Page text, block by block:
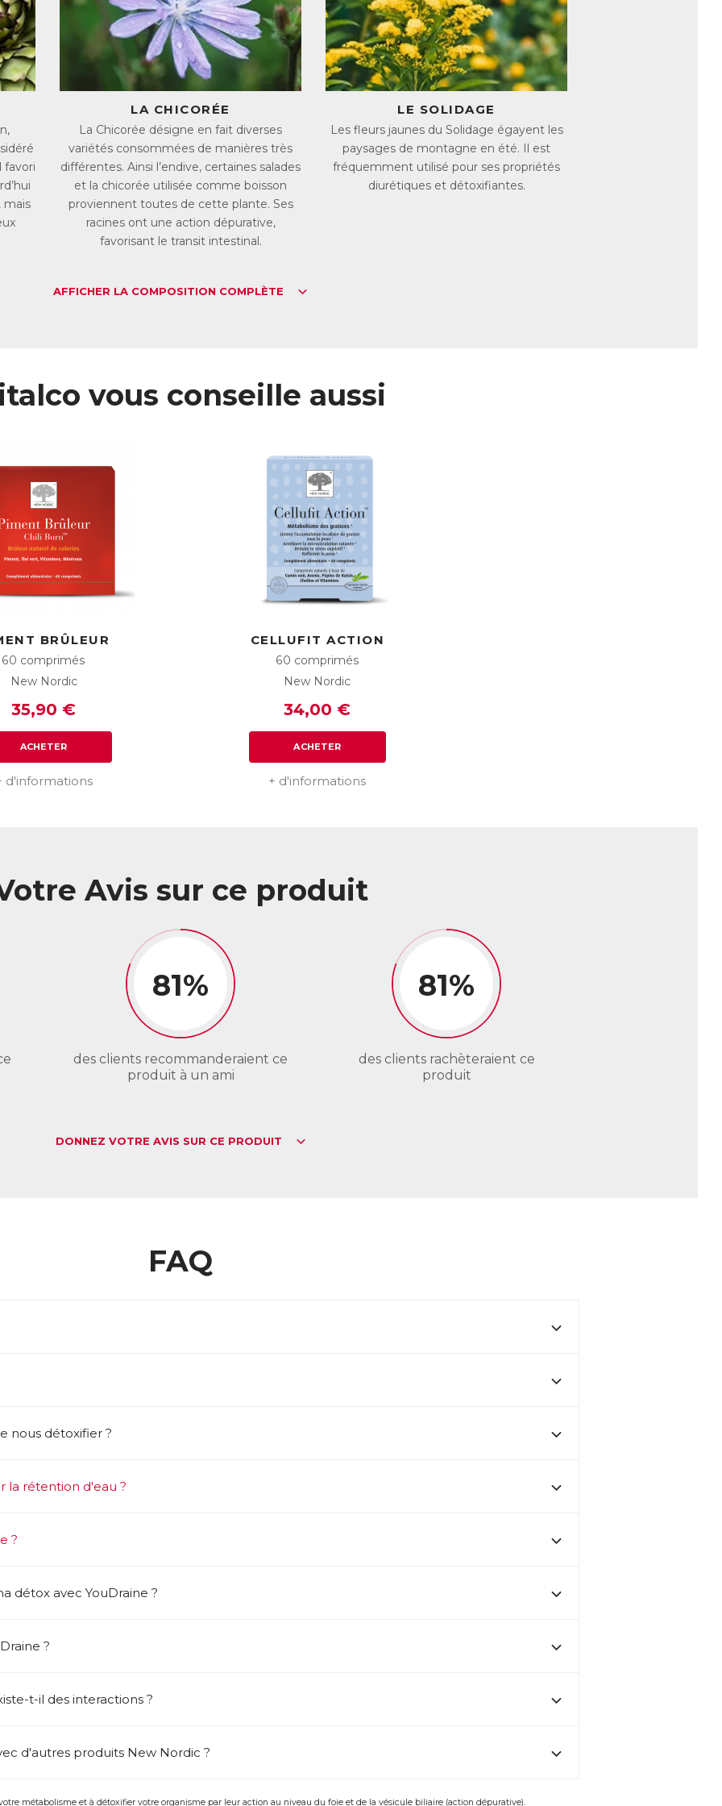
agit à plusieurs niveaux pour optimiser le métabolisme et purifier l’organisme :
La Chicorée stimule le métabolisme en agissant sur le foie et la vésicule biliaire. Il exerce également une action
en favorisant le transit intestinal, tout comme le Plantain.
Le Chardon-Marie également contribue à purifier le foie en favorisant la production de bile, tout en exerçant
action antioxydante.
en contribuant au bon fonctionnement du système urinaire.
Youdraine contient également de la Spiruline, du Thym, du Trèfle Rouge et de l’Orange amère, pour une
optimale.
L’action des extraits végétaux est complétée par du Magnésium, qui contribue à réduire la fatigue, vous
un regain d’énergie en plus de la légèreté retrouvée.
:4037721
Télécharger la fiche produit
favori
mais
LA CHICORÉE
La Chicorée désigne en fait diverses
variétés consommées de manières très
différentes. Ainsi l’endive, certaines salades
et la chicorée utilisée comme boisson
proviennent toutes de cette plante. Ses
racines ont une action dépurative,
favorisant le transit intestinal.
LE SOLIDAGE
Les fleurs jaunes du Solidage égayent les
paysages de montagne en été. Il est
fréquemment utilisé pour ses propriétés
diurétiques et détoxifiantes.
AFFICHER LA COMPOSITION COMPLÈTE
vous conseille aussi
BRÛLEUR
60 comprimés
New Nordic
35,90 €
ACHETER
d'informations
CELLUFIT ACTION
60 comprimés
New Nordic
34,00 €
ACHETER
+ d'informations
Avis sur ce produit
81%
des clients recommanderaient ce
produit à un ami
81%
des clients rachèteraient ce
produit
DONNEZ VOTRE AVIS SUR CE PRODUIT
FAQ
nous détoxifier ?
la rétention d'eau ?
?
détox avec YouDraine ?
?
t-il des interactions ?
d'autres produits New Nordic ?
métabolisme et à détoxifier votre organisme par leur action au niveau du foie et de la vésicule biliaire (action dépurative).